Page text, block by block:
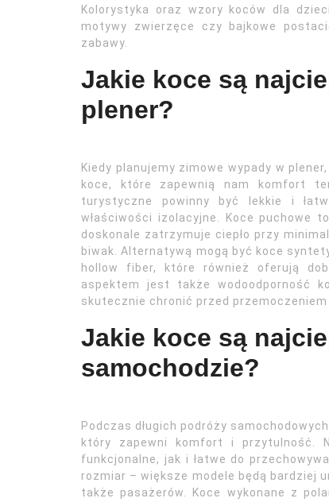
Kolorystyka oraz wzory koców dla
motywy zwierzęce czy bajkowe
zabawy.
Jakie koce są
plener?
Kiedy planujemy zimowe wypady w
koce, które zapewnią nam komfort
turystyczne powinny być lekkie i
właściwości izolacyjne. Koce puchowe
doskonale zatrzymuje ciepło przy
biwak. Alternatywą mogą być koce
hollow fiber, które również oferują
aspektem jest także wodoodporność
skutecznie chronić przed
Jakie koce są
samochodzie?
Podczas długich podróży
który zapewni komfort i przytulność.
funkcjonalne, jak i łatwe do
rozmiar – większe modele będą bardziej
także pasażerów. Koce wykonane z